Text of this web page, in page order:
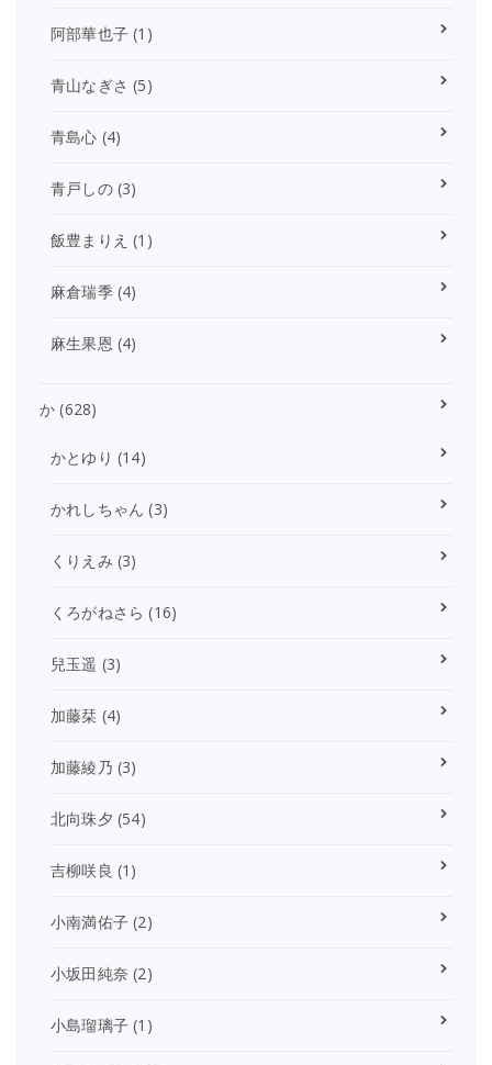
阿部華也子 (1)
青山なぎさ (5)
青島心 (4)
青戸しの(3)
飯豊まりえ (1)
麻倉瑞季(4)
麻生果恩 (4)
か (628)
かとゆり (14)
かれしちゃん (3)
くりえみ (3)
くろがねさら (16)
兒玉遥 (3)
加藤栞 (4)
加藤綾乃 (3)
北向珠夕 (54)
吉柳咲良 (1)
小南満佑子 (2)
小坂田純奈 (2)
小島瑠璃子 (1)